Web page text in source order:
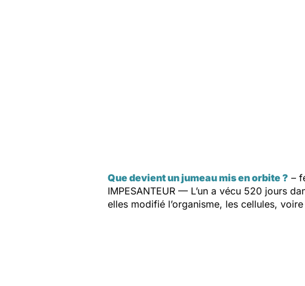
Que devient un jumeau mis en orbite ? –
IMPESANTEUR — L’un a vécu 520 jours
elles modifié l’organisme, les cellules,